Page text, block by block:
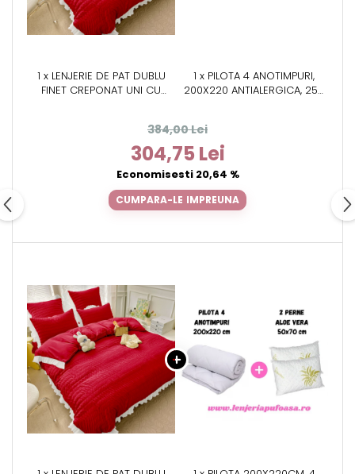
1 x LENJERIE DE PAT DUBLU
FINET CREPONAT UNI CU
1 x PILOTA 4 ANOTIMPURI,
200X220 ANTIALERGICA, 250
384,00 Lei
304,75 Lei
Economisesti 20,64 %
CUMPARA-LE IMPREUNA